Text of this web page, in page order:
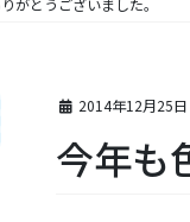
2014年12月25日
今年も